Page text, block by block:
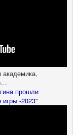
академика,
прошли
игры -2023"